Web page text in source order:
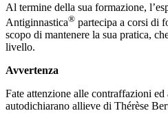
Al termine della sua formazione,
Antiginnastica® partecipa a corsi di
scopo di mantenere la sua pratica,
livello.
Avvertenza
Fate attenzione alle contraffazioni ed
autodichiarano allieve di Thérèse